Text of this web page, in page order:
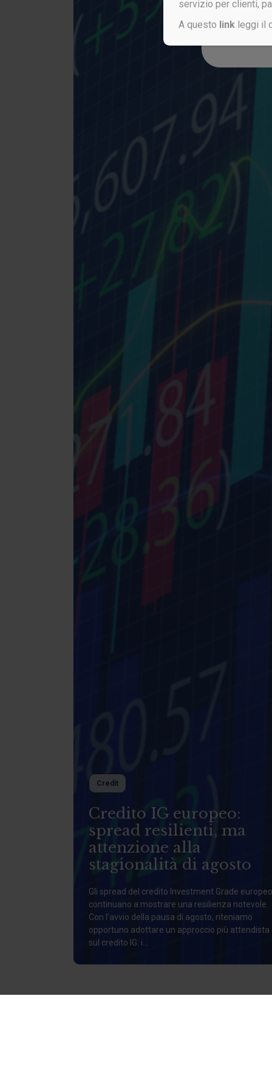
Credit
Credito IG europeo:
spread resilienti, ma
attenzione alla
stagionalità di agosto
Gli spread del credito Investment Grade europeo
continuano a mostrare una resilienza notevole.
Con l’avvio della pausa di agosto, riteniamo
opportuno adottare un approccio più attendista
sul credito IG: i...
servizio per clienti,
A questo link leggi il